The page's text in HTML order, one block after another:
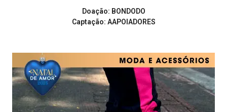
Doação: BONDODO
Captação: AAPOIADORES